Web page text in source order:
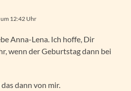
12:42 Uhr
Anna-Lena. Ich hoffe, Dir
wenn der Geburtstag dann bei
dann von mir.